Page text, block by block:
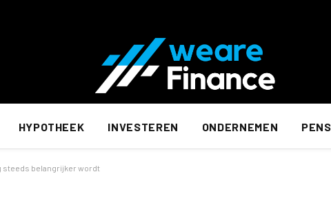
HYPOTHEEK INVESTEREN ONDERNEMEN
steeds belangrijker wordt